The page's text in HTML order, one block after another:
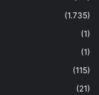
(1.735)
(1)
(1)
(115)
(21)